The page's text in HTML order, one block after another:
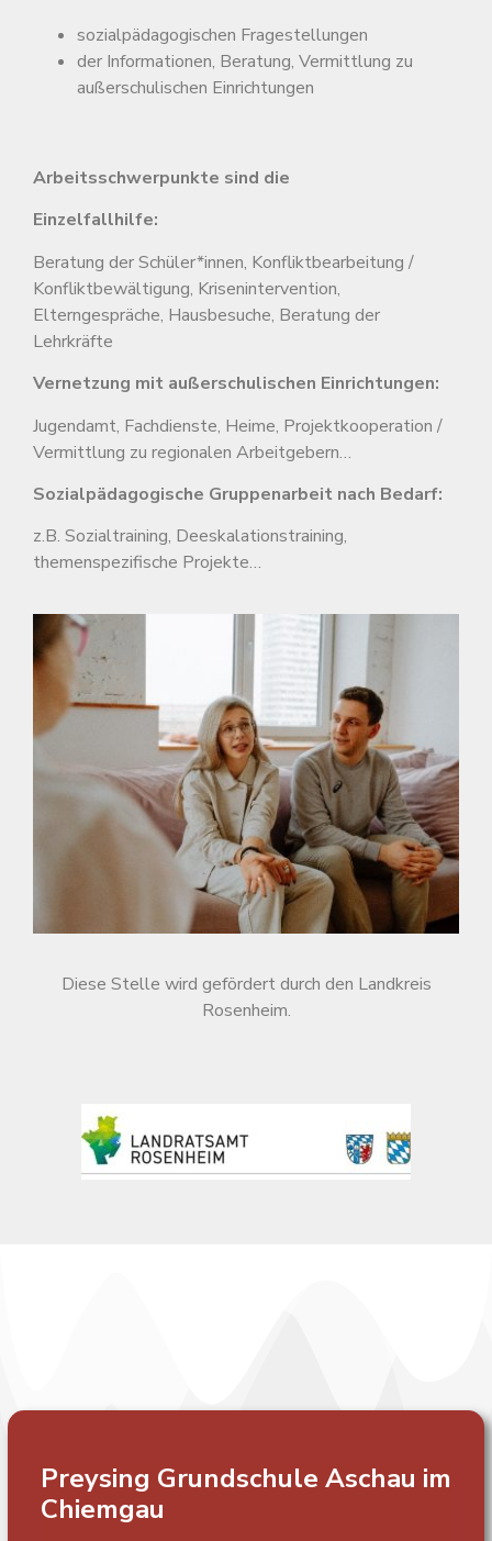
sozialpädagogischen Fragestellungen
der Informationen, Beratung, Vermittlung zu
außerschulischen Einrichtungen
Arbeitsschwerpunkte sind die
Einzelfallhilfe:
Beratung der Schüler*innen, Konfliktbearbeitung /
Konfliktbewältigung, Krisenintervention,
Elterngespräche, Hausbesuche, Beratung der
Lehrkräfte
Vernetzung mit außerschulischen Einrichtungen:
Jugendamt, Fachdienste, Heime, Projektkooperation /
Vermittlung zu regionalen Arbeitgebern…
Sozialpädagogische Gruppenarbeit nach Bedarf:
z.B. Sozialtraining, Deeskalationstraining,
themenspezifische Projekte…
Diese Stelle wird gefördert durch den Landkreis
Rosenheim.
Preysing Grundschule Aschau im
Chiemgau